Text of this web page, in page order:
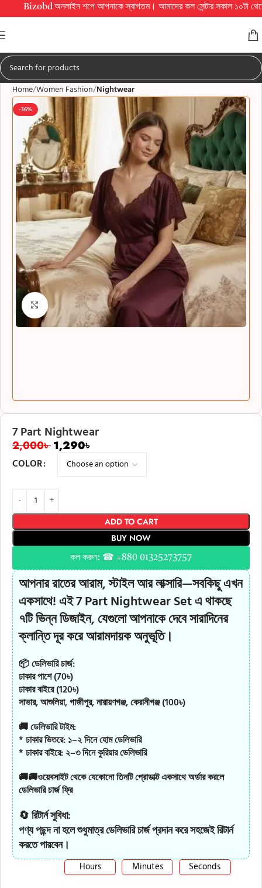
অনলাইন শপে আপনাকে স্বাগতম। আমাদের কল সেন্টার সকাল ১০টা থেকে রাত
Home Women Fashion Nightwear
-36%
Click to enlarge
7 Part Nightwear
2,000৳1,290৳
COLOR
ADD TO CART
BUY NOW
কল করুন: ☎ +880 01325273757
আপনার রাতের আরাম, স্টাইল আর লাক্সারি—সবকিছু এখন
একসাথে! এই7 Part Nightwear Setএ থাকছে
৭টি ভিন্ন ডিজাইন, যেগুলো আপনাকে দেবে সারাদিনের
ক্লান্তি দূর করে আরামদায়ক অনুভূতি।
📦 ডেলিভারি চার্জ:
ঢাকার পাশে (70৳)
ঢাকার বাইরে (120৳)
সাভার, আশুলিয়া, গাজীপুর, নারায়ণগঞ্জ, কেরানীগঞ্জ (100৳)
🚚 ডেলিভারি টাইম:
* ঢাকার ভিতরে: ১–২ দিনে হোম ডেলিভারি
* ঢাকার বাইরে: ২–৩ দিনে কুরিয়ার ডেলিভারি
🚚🚚ওয়েবসাইট থেকে যেকোনো তিনটি প্রোডাক্ট একসাথে অর্ডার করলে
ডেলিভারি চার্জ ফ্রি
🔄রিটার্ন সুবিধা:
পণ্য পছন্দ না হলে শুধুমাত্র ডেলিভারি চার্জ প্রদান করে সহজেই রিটার্ন
করতে পারবেন।
Hours Minutes Seconds